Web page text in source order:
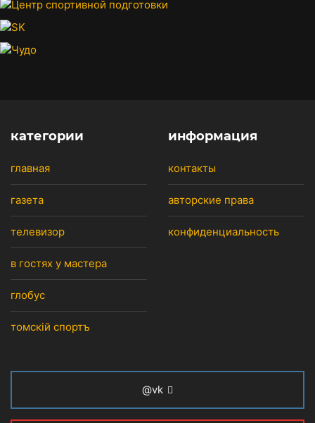
категории
главная
газета
телевизор
в гостях у мастера
глобус
томскiй спортъ
информация
контакты
авторские права
конфиденциальность
@vk